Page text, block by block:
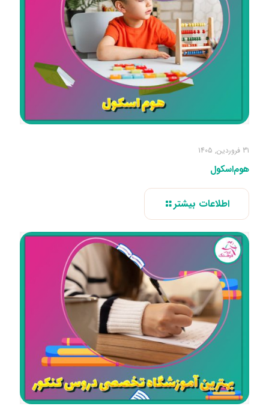
31 فروردین, 1405
هوم‌اسکول
اطلاعات بیشتر